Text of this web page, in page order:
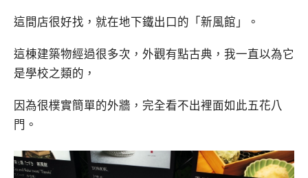
這間店很好找，就在地下鐵出口的「新風館」。
這棟建築物經過很多次，外觀有點古典，我一直以為它
是學校之類的，
因為很樸實簡單的外牆，完全看不出裡面如此五花八
門。